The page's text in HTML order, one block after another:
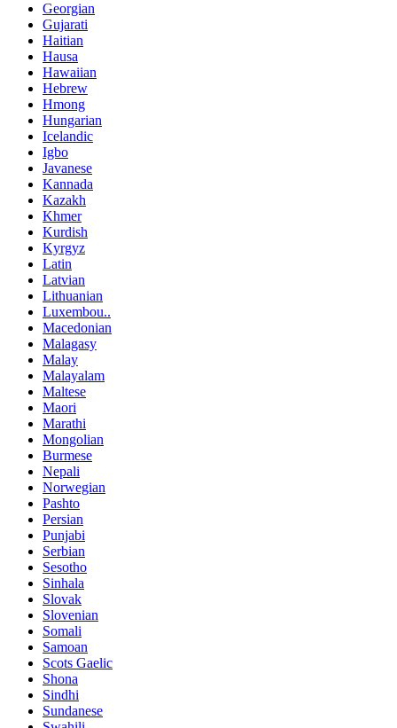
Georgian
Gujarati
Haitian
Hausa
Hawaiian
Hebrew
Hmong
Hungarian
Icelandic
Igbo
Javanese
Kannada
Kazakh
Khmer
Kurdish
Kyrgyz
Latin
Latvian
Lithuanian
Luxembou..
Macedonian
Malagasy
Malay
Malayalam
Maltese
Maori
Marathi
Mongolian
Burmese
Nepali
Norwegian
Pashto
Persian
Punjabi
Serbian
Sesotho
Sinhala
Slovak
Slovenian
Somali
Samoan
Scots Gaelic
Shona
Sindhi
Sundanese